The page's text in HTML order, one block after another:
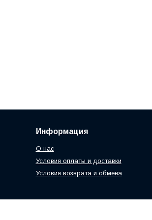
Информация
О нас
Условия оплаты и доставки
Условия возврата и обмена